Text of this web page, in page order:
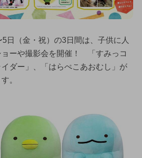
日（金・祝）の3日間は、子供に人
ョーや撮影会を開催！ 「すみっコ
ダー」、「はらぺこあおむし」が
。